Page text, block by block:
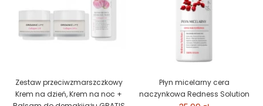
Zestaw przeciwzmarszczkowy
Krem na dzień, Krem na noc +
Płyn micelarny cera
naczynkowa Redness Solution